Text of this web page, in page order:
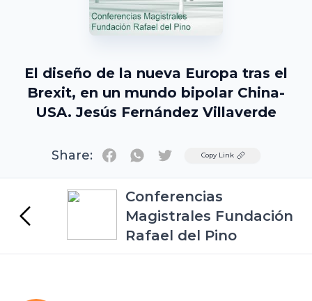
El diseño de la nueva Europa tras el
Brexit, en un mundo bipolar China-
USA. Jesús Fernández Villaverde
Share: TwitterCopy Link
Conferencias
Magistrales Fundación
Rafael del Pino